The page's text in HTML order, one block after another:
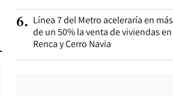
6. Línea 7 del Metro aceleraría en más
de un 50% la venta de viviendas en
Renca y Cerro Navia